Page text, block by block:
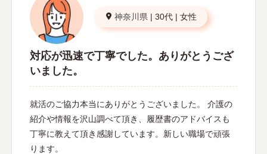
神奈川県 | 30代 | 女性
対応が迅速で丁寧でした。ありがとうござ
いました。
就活のご協力本当にありがとうございました。 介護の
紹介や情報を沢山調べて頂き、履歴書のアドバイスも
丁寧に教えて頂き感謝しています。新しい職場で頑張
ります。